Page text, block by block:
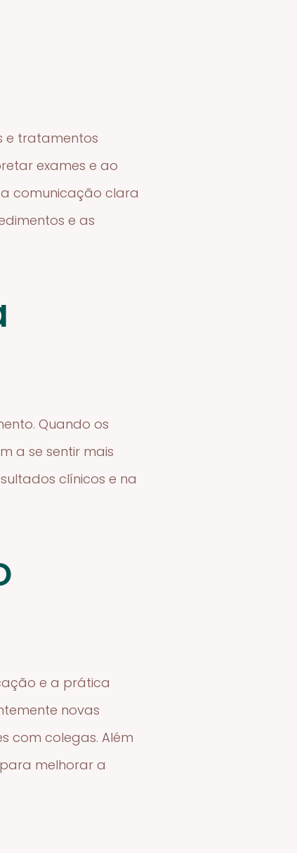
e tratamentos
exames e ao
comunicação clara
e as
Quando os
a se sentir mais
clínicos e na
e a prática
novas
com colegas. Além
melhorar a